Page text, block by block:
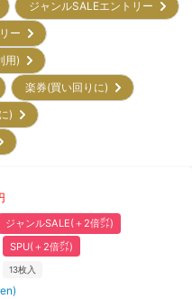
ジャンルSALEエントリー
リー
用)
楽券(買い回りに)
に)
ジャンルSALE(＋2倍㌽)
SPU(＋2倍㌽)
13枚入